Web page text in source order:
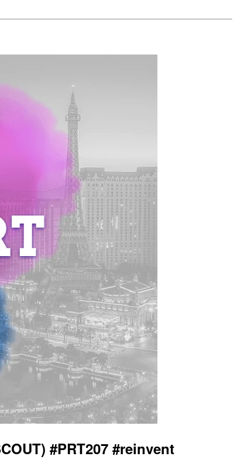
#PRT207 #reinvent